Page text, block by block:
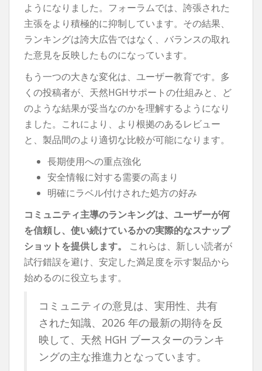
ようになりました。フォーラムでは、誇張された
主張をより積極的に抑制しています。その結果、
ランキングは誇大広告ではなく、バランスの取れ
た意見を反映したものになっています。
もう一つの大きな変化は、ユーザー教育です。多
くの投稿者が、天然HGHサポートの仕組みと、ど
のような結果が妥当なのかを理解するようになり
ました。これにより、より根拠のあるレビュー
と、製品間のより適切な比較が可能になります。
長期使用への重点強化
安全情報に対する需要の高まり
明確にラベル付けされた処方の好み
コミュニティ主導のランキングは、ユーザーが何
を信頼し、使い続けているかの実際的なスナップ
ショットを提供します。
これらは、新しい読者が
試行錯誤を避け、安定した満足度を示す製品から
始めるのに役立ちます。
コミュニティの意見は、実用性、共有
された知識、2026 年の最新の期待を反
映して、天然 HGH ブースターのランキ
ングの主な推進力となっています。